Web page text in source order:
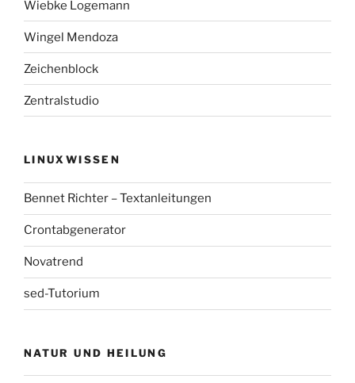
Wiebke Logemann
Wingel Mendoza
Zeichenblock
Zentralstudio
LINUXWISSEN
Bennet Richter – Textanleitungen
Crontabgenerator
Novatrend
sed-Tutorium
NATUR UND HEILUNG